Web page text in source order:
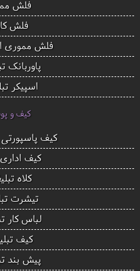
فلش
فلش
فلش مموری
پاوربانک
اسپیکر
کیف و
کیف
کیف
کلاه
تیشرت
لباس کار
کیف
پیش بند